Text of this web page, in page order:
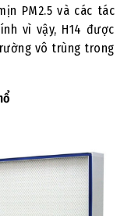
PM2.5 và các tác
vì vậy, H14 được
vô trùng trong